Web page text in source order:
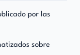
por las
sobre